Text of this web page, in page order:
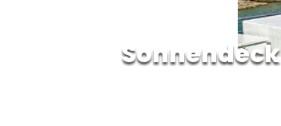
Sonnendeck